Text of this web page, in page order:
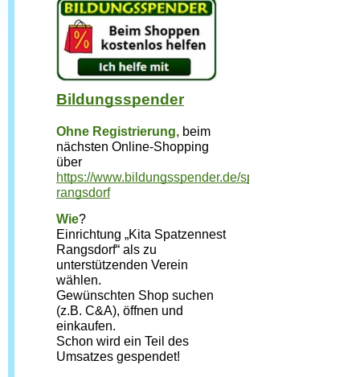
Bildungsspender
Ohne Registrierung, beim
nächsten Online-Shopping
https://www.bildungsspender.de/spatzennest-
rangsdorf
Wie?
Einrichtung „Kita Spatzennest
Rangsdorf“ als zu
unterstützenden Verein
wählen.
Gewünschten Shop suchen
(z.B. C&A), öffnen und
einkaufen.
Schon wird ein Teil des
Umsatzes gespendet!